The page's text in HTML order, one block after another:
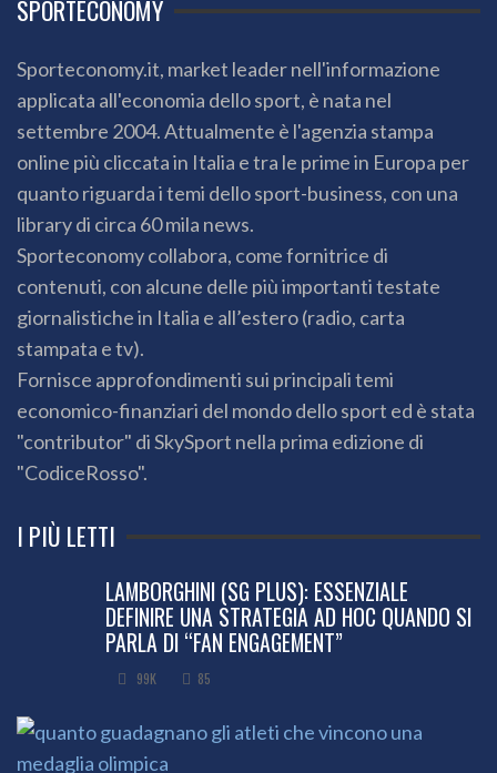
SPORTECONOMY
Sporteconomy.it, market leader nell'informazione
applicata all'economia dello sport, è nata nel
settembre 2004. Attualmente è l'agenzia stampa
online più cliccata in Italia e tra le prime in Europa per
quanto riguarda i temi dello sport-business, con una
library di circa 60 mila news.
Sporteconomy collabora, come fornitrice di
contenuti, con alcune delle più importanti testate
giornalistiche in Italia e all’estero (radio, carta
stampata e tv).
Fornisce approfondimenti sui principali temi
economico-finanziari del mondo dello sport ed è stata
"contributor" di SkySport nella prima edizione di
"CodiceRosso".
I PIÙ LETTI
LAMBORGHINI (SG PLUS): ESSENZIALE
DEFINIRE UNA STRATEGIA AD HOC QUANDO SI
PARLA DI “FAN ENGAGEMENT”
99K 85